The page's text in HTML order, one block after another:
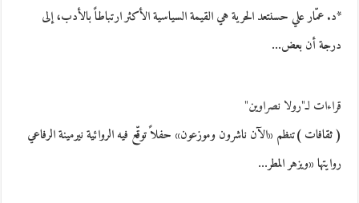
*د. عمّار علي حسنتعد الحرية هي القيمة السياسية الأكثر ارتباطاً بالأدب، إلى
درجة أن بعض…
قراءات لـ"رولا نصراوين"
( ثقافات )تنظم «الآن ناشرون وموزعون» حفلاً توقّع فيه الروائية نيرمينة الرفاعي
روايتها «ويزهر المطر…